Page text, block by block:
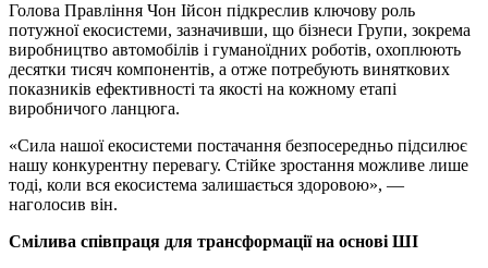
Голова Правління Чон Ійсон підкреслив ключову роль
потужної екосистеми, зазначивши, що бізнеси Групи, зокрема
виробництво автомобілів і гуманоїдних роботів, охоплюють
десятки тисяч компонентів, а отже потребують виняткових
показників ефективності та якості на кожному етапі
виробничого ланцюга.
«Сила нашої екосистеми постачання безпосередньо підсилює
нашу конкурентну перевагу. Стійке зростання можливе лише
тоді, коли вся екосистема залишається здоровою», —
наголосив він.
Смілива співпраця для трансформації на основі ШІ